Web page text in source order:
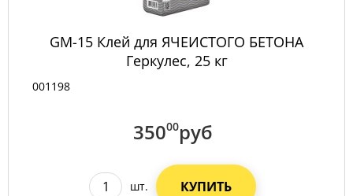
GM-15 Клей для ЯЧЕИСТОГО БЕТОНА
Геркулес, 25 кг
001198
35000руб
шт. КУПИТЬ